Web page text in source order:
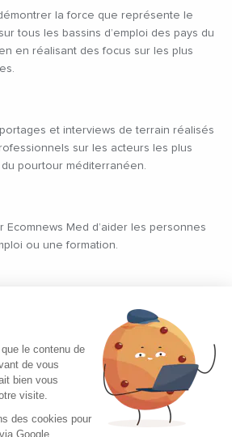
la force que représente le
tous les bassins d’emploi des pays du
en réalisant des focus sur les plus
et interviews de terrain réalisés
sur les acteurs les plus
pourtour méditerranéen.
Ecomnews Med d’aider les personnes
ou une formation.
de la Méditerranée.
le contenu de
de vous
bien vous
visite.
des cookies pour
Google